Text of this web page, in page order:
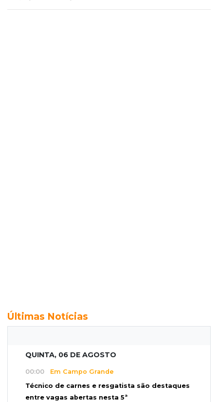
Últimas Notícias
QUINTA, 06 DE AGOSTO
00:00 Em Campo Grande
Técnico de carnes e resgatista são destaques
entre vagas abertas nesta 5ª